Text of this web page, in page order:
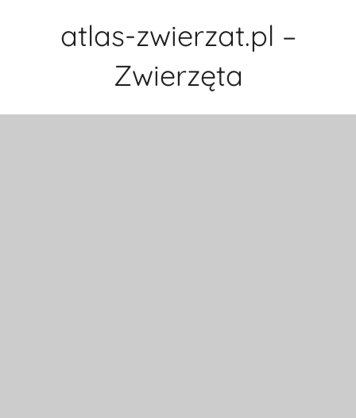
atlas-zwierzat.pl –
Zwierzęta